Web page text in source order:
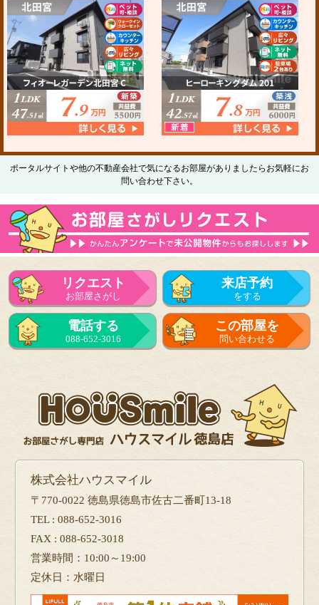
ポータルサイトや他の不動産会社で気になるお部屋がありましたらお気軽にお
問い合わせ下さい。
リクエスト
お部屋さがし
来店予約
をする
電話する
088-652-3016
この部屋を
問い合わせる
株式会社ハウスマイル
〒770-0022 徳島県徳島市佐古二番町13-18
TEL : 088-652-3016
FAX : 088-652-3018
営業時間：10:00～19:00
定休日：水曜日